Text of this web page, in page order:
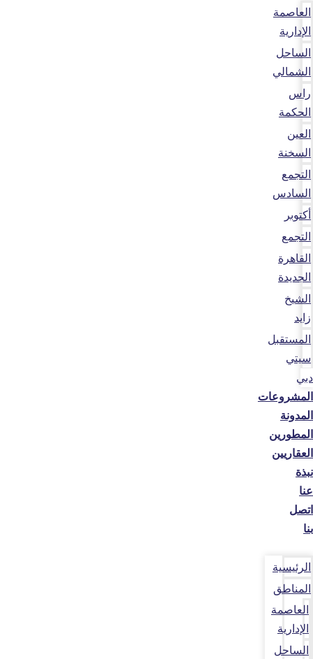
العاصمة
الإدارية
الساحل
الشمالي
راس
الحكمة
العين
السخنة
التجمع
السادس
أكتوبر
التجمع
القاهرة
الجديدة
الشيخ
زايد
المستقبل
سيتي
دبي
المشروعات
المدونة
المطورين
العقاريين
نبذة
عنا
اتصل
بنا
الرئيسية
المناطق
العاصمة
الإدارية
الساحل